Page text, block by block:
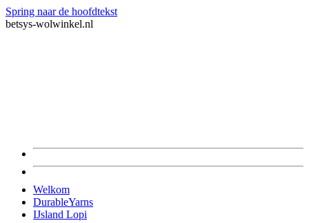
Spring naar de hoofdtekst
betsys-wolwinkel.nl
Welkom
DurableYarns
IJsland Lopi